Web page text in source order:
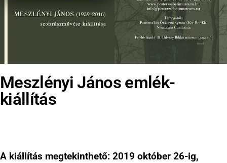
Meszlényi János emlék-
kiállítás
A kiállítás megtekinthető: 2019 október 26-ig,